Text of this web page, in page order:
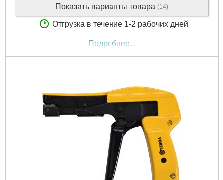
Показать варианты товара (14)
Отгрузка в течение 1-2 рабочих дней
Подробнее...